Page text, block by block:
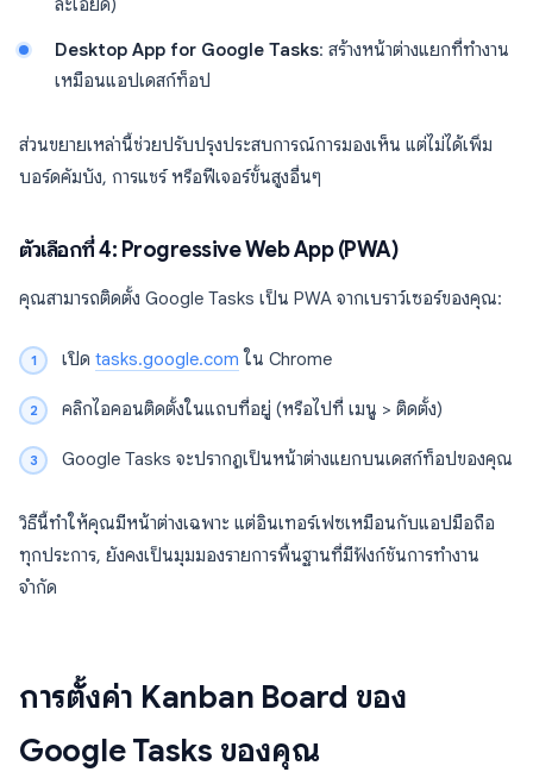
ละเอียด)
Desktop App for Google Tasks: สร้างหน้าต่างแยกที่ทำงาน
เหมือนแอปเดสก์ท็อป
ส่วนขยายเหล่านี้ช่วยปรับปรุงประสบการณ์การมองเห็น แต่ไม่ได้เพิ่ม
บอร์ดคัมบัง, การแชร์ หรือฟีเจอร์ขั้นสูงอื่นๆ
ตัวเลือกที่ 4: Progressive Web App (PWA)
คุณสามารถติดตั้ง Google Tasks เป็น PWA จากเบราว์เซอร์ของคุณ:
เปิด tasks.google.com ใน Chrome
คลิกไอคอนติดตั้งในแถบที่อยู่ (หรือไปที่ เมนู > ติดตั้ง)
Google Tasks จะปรากฏเป็นหน้าต่างแยกบนเดสก์ท็อปของคุณ
วิธีนี้ทำให้คุณมีหน้าต่างเฉพาะ แต่อินเทอร์เฟซเหมือนกับแอปมือถือ
ทุกประการ, ยังคงเป็นมุมมองรายการพื้นฐานที่มีฟังก์ชันการทำงาน
จำกัด
การตั้งค่า Kanban Board ของ
Google Tasks ของคุณ